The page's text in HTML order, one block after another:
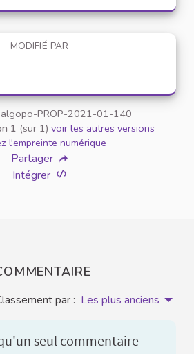
MODIFIÉ PAR
algopo-PROP-2021-01-140
1 (sur 1) voir les autres versions
l'empreinte numérique
Partager
Intégrer
par : Les plus anciens
seul commentaire